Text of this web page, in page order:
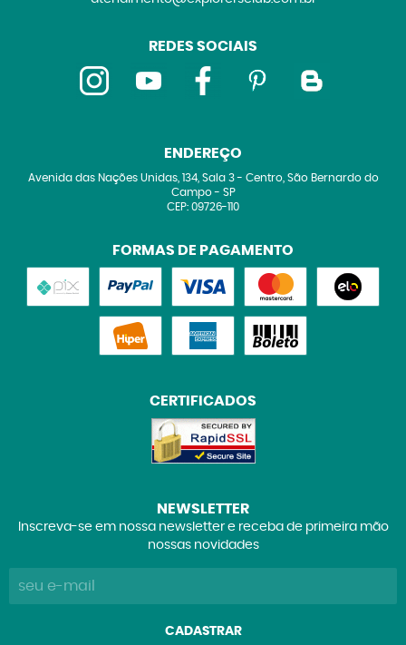
REDES SOCIAIS
ENDEREÇO
Avenida das Nações Unidas, 134, Sala 3- Centro, São Bernardo do
Campo- SP
CEP: 09726-110
FORMAS DE PAGAMENTO
CERTIFICADOS
NEWSLETTER
Inscreva-se em nossa newsletter e receba de primeira mão
nossas novidades
CADASTRAR